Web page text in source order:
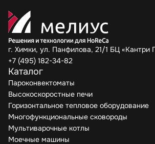
г. Химки, ул. Панфилова, 21/1 БЦ «Кантри
+7 (495) 182-34-82
Каталог
Пароконвектоматы
Высокоскоростные печи
Горизонтальное тепловое оборудование
Многофункциональные сковороды
Мультиварочные котлы
Моечные машины